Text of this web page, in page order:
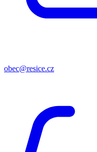
obec@resice.cz